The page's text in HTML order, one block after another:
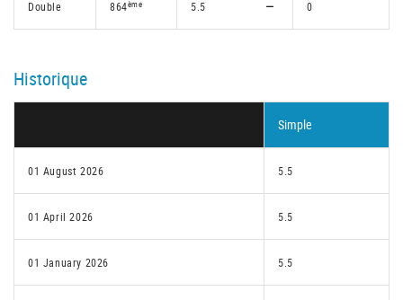
Double 864ème 5.5 0
Historique
Simple
01 August 2026 5.5
01 April 2026 5.5
01 January 2026 5.5